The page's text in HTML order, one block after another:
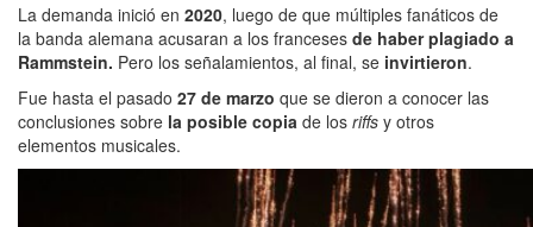
La demanda inició en 2020, luego de que múltiples fanáticos de
la banda alemana acusaran a los franceses de haber plagiado a
Rammstein. Pero los señalamientos, al final, se invirtieron.
Fue hasta el pasado 27 de marzo que se dieron a conocer las
conclusiones sobre la posible copia de los riffs y otros
elementos musicales.